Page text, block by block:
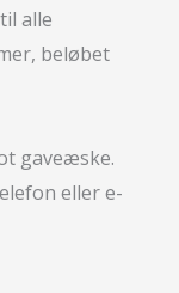
alle
beløbet
gaveæske.
eller e-